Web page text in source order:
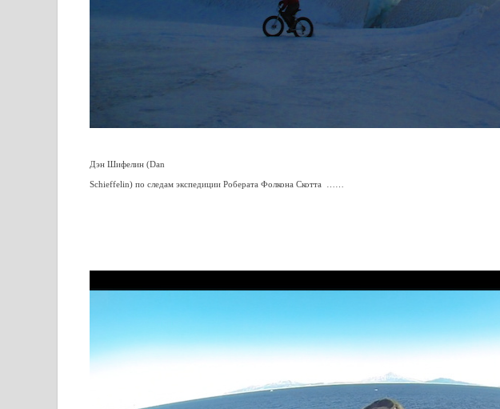
Дэн Шифелин (Dan
Schieffelin) по следам экспедиции Роберата Фолкона Скотта ……